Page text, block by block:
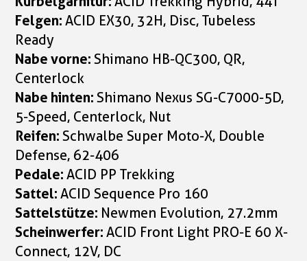
Felgen:ACID EX30, 32H, Disc, Tubeless
Ready
Nabe vorne:Shimano HB-QC300, QR,
Centerlock
Nabe hinten:Shimano Nexus SG-C7000-5D,
5-Speed, Centerlock, Nut
Reifen:Schwalbe Super Moto-X, Double
Defense, 62-406
Pedale:ACID PP Trekking
Sattel:ACID Sequence Pro 160
Sattelstütze: Newmen Evolution, 27.2mm
Scheinwerfer:ACID Front Light PRO-E 60 X-
Connect, 12V, DC